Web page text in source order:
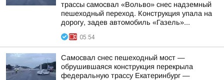
трассы самосвал «Вольво» снес надземный
пешеходный переход. Конструкция упала на
дорогу, задев автомобиль «Газель»...
05:54
Самосвал снес пешеходный мост —
обрушившаяся конструкция перекрыла
федеральную трассу Екатеринбург —